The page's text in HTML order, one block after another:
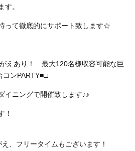
す。
って徹底的にサポート致します☆
えあり！ 最大120名様収容可能な巨
コンPARTY■□
イニングで開催致します♪♪
！
、フリータイムもございます！